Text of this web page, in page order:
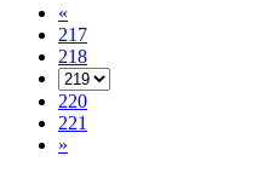
«
217
218
220
221
»